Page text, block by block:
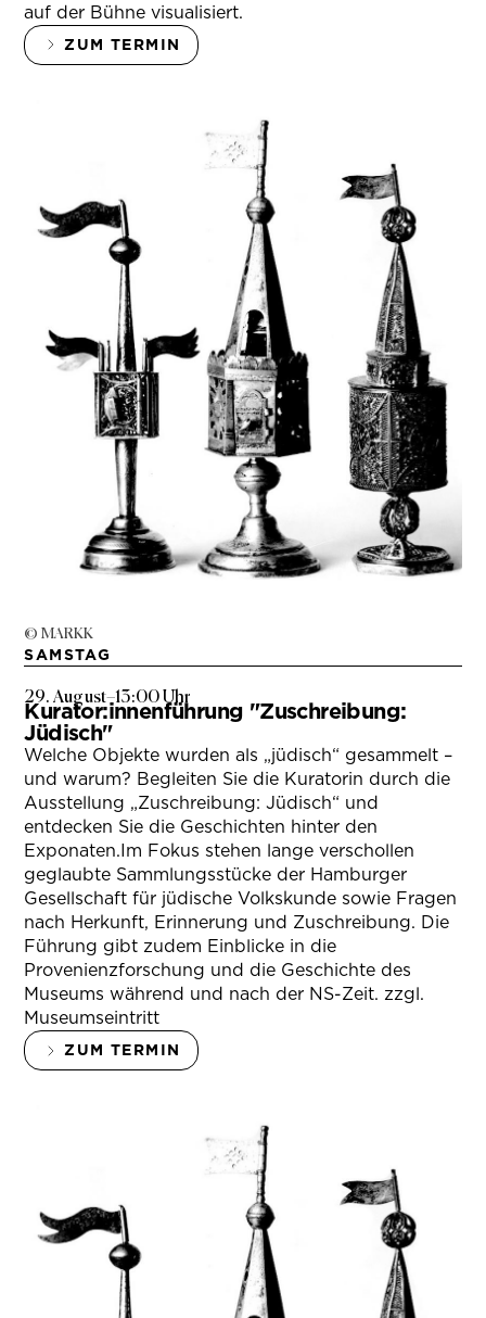
auf der Bühne visualisiert.
ZUM TERMIN
© MARKK
SAMSTAG
29. August–13:00 Uhr
Kurator:innenführung "Zuschreibung:
Jüdisch"
Welche Objekte wurden als „jüdisch“ gesammelt –
und warum? Begleiten Sie die Kuratorin durch die
Ausstellung „Zuschreibung: Jüdisch“ und
entdecken Sie die Geschichten hinter den
Exponaten.Im Fokus stehen lange verschollen
geglaubte Sammlungsstücke der Hamburger
Gesellschaft für jüdische Volkskunde sowie Fragen
nach Herkunft, Erinnerung und Zuschreibung. Die
Führung gibt zudem Einblicke in die
Provenienzforschung und die Geschichte des
Museums während und nach der NS-Zeit. zzgl.
Museumseintritt
ZUM TERMIN